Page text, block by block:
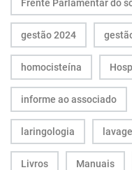
Frente Parlamentar do
gestão 2024
homocisteína
informe ao associado
laringologia
Livros Manuais